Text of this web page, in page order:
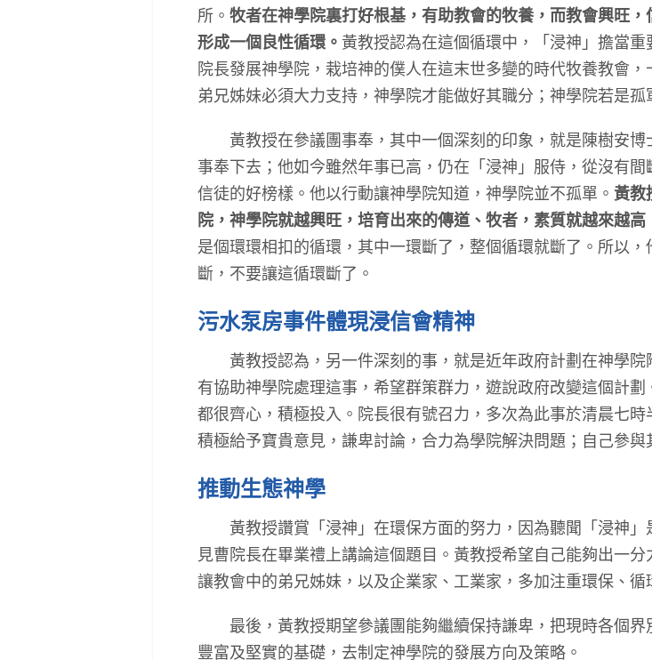
所。 牧者在神學院裏打好根基，有助教會的牧養，而教會興旺
形成一個良性循環。 黃教授認為在這個循環中，「浸神」擔當
院長發展神學院，栽培神的僕人在這末世多變的時代牧養教會
弟兄姊妹必須大力支持，神學院才能做好其職分；神學院若是孤
黃教授在參議團事奉，其中一個深刻的印象，就是陳樹安博
事奉下去；他如今雖然年事已高，仍在「浸神」服侍，從沒有
信徒的好榜樣。他以行動讓神學院知道，神學院並不孤單。 黃教
院，神學院就越興旺，培育出來的傳道、牧者，素質就越來越
是個環環相扣的循環，其中一環斷了，整個循環就斷了。所以
斷，不要讓這循環斷了。
污水泵房事件體現浸信會精神
黃教授認為，另一件深刻的事，就是近年政府計劃在神學院
有協助神學院處理這事，希望群策群力，遊說政府改變這個計
都很齊心，積極投入。院長很有號召力，多次為此事於清晨七
積極給予寶貴意見，謙卑討論，合力為學院解決問題；自己參與
推動生態神學
黃教授讚賞「浸神」在環保方面的努力，因為聽聞「浸神」
見曹院長在畢業禮上講論這個題目。黃教授希望自己能夠出一
讓教會中的弟兄姊妹，以及企業家、工業家，多加注重環保、循
最後，黃教授期望參議團能夠繼續保持謙卑，把現時各個界
豐富及堅實的基礎，去制定神學院的發展方向及策略。